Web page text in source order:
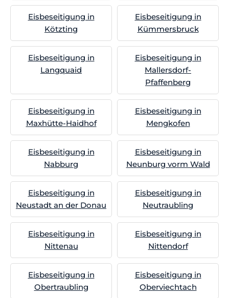
Eisbeseitigung in
Kötzting
Eisbeseitigung in
Kümmersbruck
Eisbeseitigung in
Langquaid
Eisbeseitigung in
Mallersdorf-
Pfaffenberg
Eisbeseitigung in
Maxhütte-Haidhof
Eisbeseitigung in
Mengkofen
Eisbeseitigung in
Nabburg
Eisbeseitigung in
Neunburg vorm Wald
Eisbeseitigung in
Neustadt an der Donau
Eisbeseitigung in
Neutraubling
Eisbeseitigung in
Nittenau
Eisbeseitigung in
Nittendorf
Eisbeseitigung in
Obertraubling
Eisbeseitigung in
Oberviechtach